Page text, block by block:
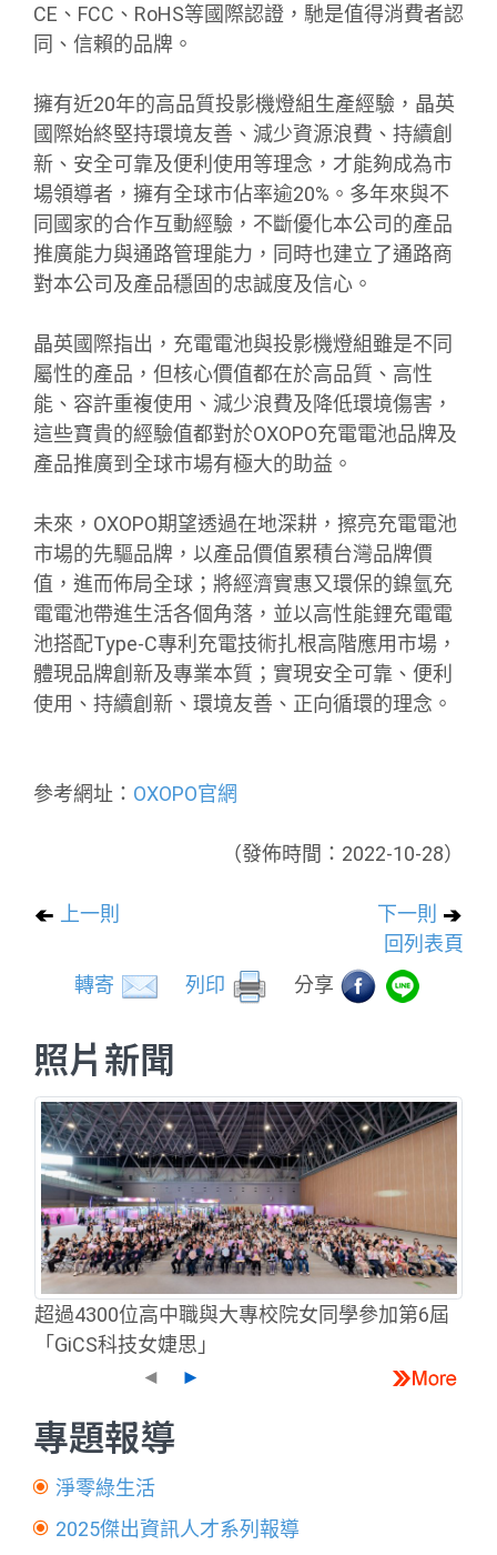
CE、FCC、RoHS等國際認證，馳是值得消費者認
同、信賴的品牌。
擁有近20年的高品質投影機燈組生產經驗，晶英
國際始終堅持環境友善、減少資源浪費、持續創
新、安全可靠及便利使用等理念，才能夠成為市
場領導者，擁有全球市佔率逾20%。多年來與不
同國家的合作互動經驗，不斷優化本公司的產品
推廣能力與通路管理能力，同時也建立了通路商
對本公司及產品穩固的忠誠度及信心。
晶英國際指出，充電電池與投影機燈組雖是不同
屬性的產品，但核心價值都在於高品質、高性
能、容許重複使用、減少浪費及降低環境傷害，
這些寶貴的經驗值都對於OXOPO充電電池品牌及
產品推廣到全球市場有極大的助益。
未來，OXOPO期望透過在地深耕，擦亮充電電池
市場的先驅品牌，以產品價值累積台灣品牌價
值，進而佈局全球；將經濟實惠又環保的鎳氫充
電電池帶進生活各個角落，並以高性能鋰充電電
池搭配Type-C專利充電技術扎根高階應用市場，
體現品牌創新及專業本質；實現安全可靠、便利
使用、持續創新、環境友善、正向循環的理念。
參考網址： OXOPO官網
（發佈時間：2022-10-28）
上一則
下一則
回列表頁
轉寄
列印 分享
照片新聞
超過4300位高中職與大專校院女同學參加第6屆
「GiCS科技女婕思」
◄
►
專題報導
淨零綠生活
2025傑出資訊人才系列報導